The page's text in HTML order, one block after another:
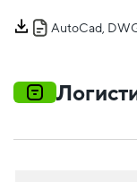
AutoCad,